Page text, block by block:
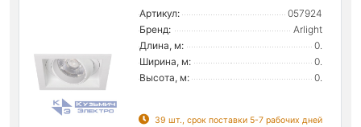
Артикул:
057924
Бренд:
Arlight
Длина, м:
0.
Ширина, м:
0.
Высота, м:
0.
39 шт., срок поставки 5-7 рабочих дней